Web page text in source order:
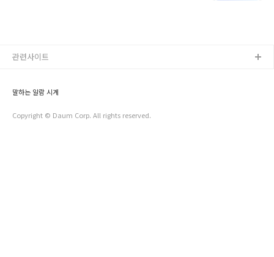
화면의 현재 시간 말해주기를 체크 하고 나서 폰을 뒤집거나, 근
말하는 알람 시계
Copyright © Daum Corp. All rights reserved.
관련사이트